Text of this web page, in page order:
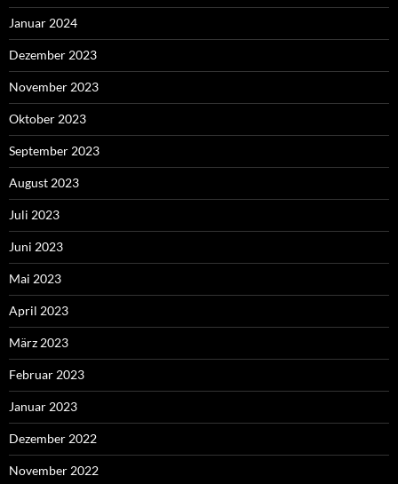
Januar 2024
Dezember 2023
November 2023
Oktober 2023
September 2023
August 2023
Juli 2023
Juni 2023
Mai 2023
April 2023
März 2023
Februar 2023
Januar 2023
Dezember 2022
November 2022